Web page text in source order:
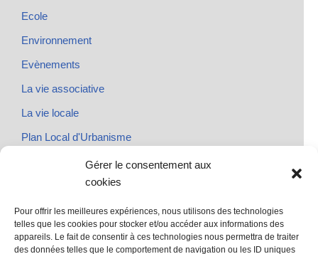
Gérer le consentement aux
cookies
Pour offrir les meilleures expériences, nous utilisons des technologies
telles que les cookies pour stocker et/ou accéder aux informations des
appareils. Le fait de consentir à ces technologies nous permettra de traiter
des données telles que le comportement de navigation ou les ID uniques
Ecole
Environnement
Evènements
La vie associative
La vie locale
Plan Local d'Urbanisme